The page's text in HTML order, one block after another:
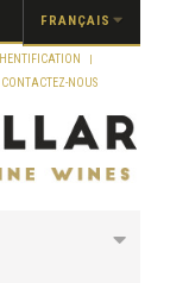
FRANÇAIS
CONTACTEZ-NOUS